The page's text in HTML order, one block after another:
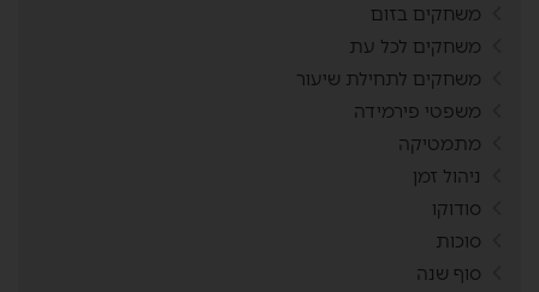
משחקים בזום
משחקים לכל עת
משחקים לתחילת שיעור
משפטי פירמידה
מתמטיקה
ניהול זמן
סודוקו
סוכות
סוף שנה